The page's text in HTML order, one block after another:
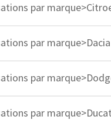
par
par marque>Dacia
par
par